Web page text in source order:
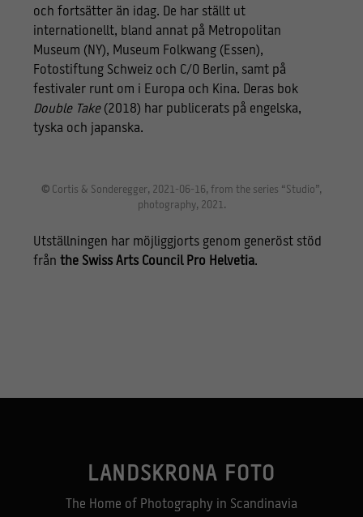
och fortsätter än idag. De har ställt ut
internationellt, bland annat på Metropolitan
Museum (NY), Museum Folkwang (Essen),
Fotostiftung Schweiz och C/O Berlin, samt på
festivaler runt om i Europa och Kina. Deras bok
Double Take(2018) har publicerats på engelska,
tyska och japanska.
© Cortis & Sonderegger, 2021-06-16, from the series “Studio”,
photography, 2021.
Utställningen har möjliggjorts genom generöst stöd
från the Swiss Arts Council Pro Helvetia.
LANDSKRONA FOTO
The Home of Photography in Scandinavia